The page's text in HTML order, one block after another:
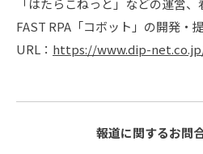
「はたらこねっと」などの運営
FAST RPA「コボット」の開発・
URL： https://www.dip-
報道に関するお問